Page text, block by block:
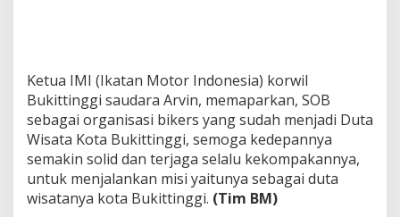
Ketua IMI (Ikatan Motor Indonesia) korwil
Bukittinggi saudara Arvin, memaparkan, SOB
sebagai organisasi bikers yang sudah menjadi Duta
Wisata Kota Bukittinggi, semoga kedepannya
semakin solid dan terjaga selalu kekompakannya,
untuk menjalankan misi yaitunya sebagai duta
wisatanya kota Bukittinggi. (Tim BM)